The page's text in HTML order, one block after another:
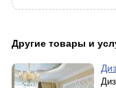
Другие товары и